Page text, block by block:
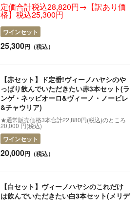
定価合計税込28,820円→【訳あり価
格】税込25,300円
ワインセット
25,300円（税込）
【赤セット】ド定番!ヴィーノハヤシのや
っぱり飲んでいただきたい赤3本セット(ラ
ンゲ・ネッビオーロ&ヴィーノ・ノービレ
&チャウリア)
★通常販売価格3本合計22,880円(税込)のところ
20,000 円(税込)
ワインセット
20,000円（税込）
【白セット】ヴィーノハヤシのこれだけ
は飲んでいただきたい白3本セット(メリデ